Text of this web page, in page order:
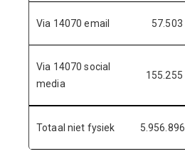
Via 14070 email 57.503
Via 14070 social
media
155.255
Totaal niet fysiek 5.956.896